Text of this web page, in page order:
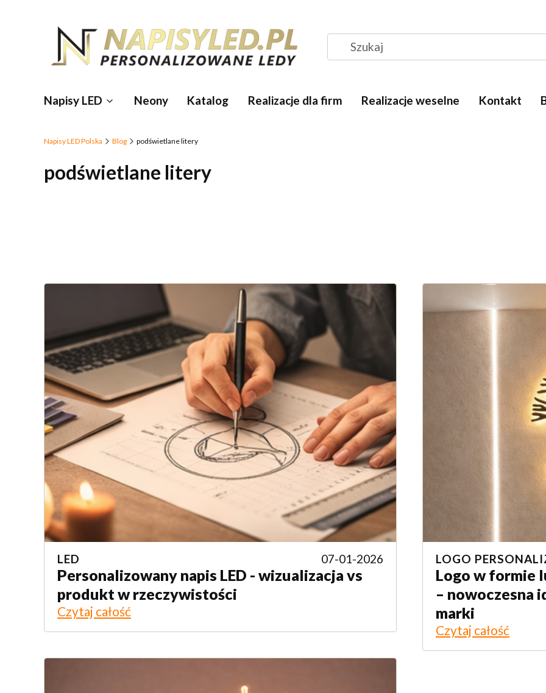
Napisy LED Neony Katalog Realizacje dla firm Realizacje weselne Kontakt
Napisy LED Polska Blog podświetlane litery
podświetlane litery
LED 07-01-2026
Personalizowany napis LED - wizualizacja vs
produkt w rzeczywistości
Czytaj całość
LOGO
Logo w formie
– nowoczesna
marki
Czytaj całość